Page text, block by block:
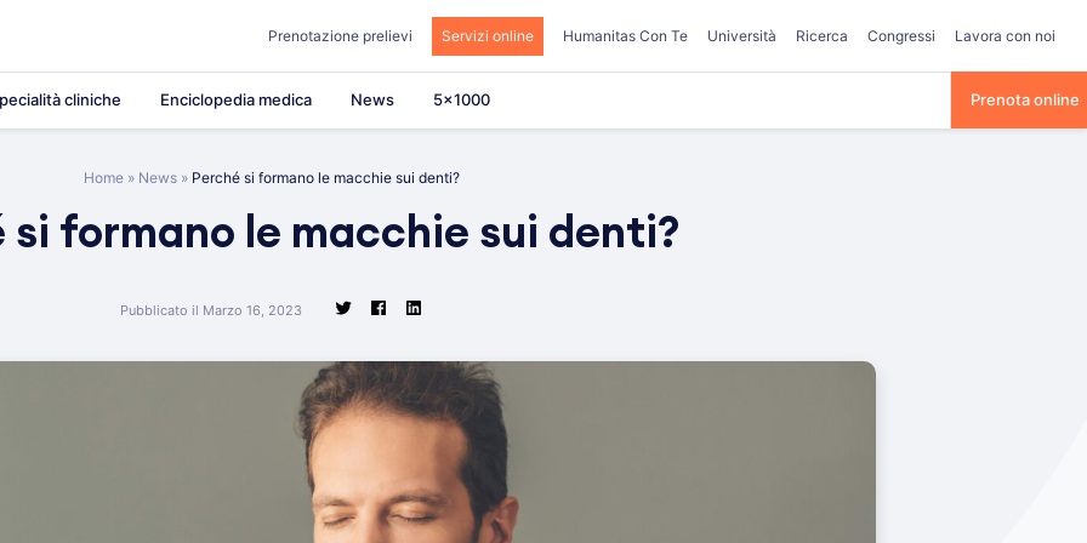
Prenotazione prelievi Servizi online Humanitas Con Te Università Ricerca Congressi Lavora con noi
cliniche Enciclopedia medica News 5×1000 Prenota online
Home » News » Perché si formano le macchie sui denti?
si formano le macchie sui denti?
Pubblicato il Marzo 16, 2023